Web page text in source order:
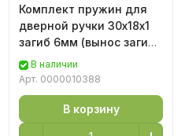
Комплект пружин для
дверной ручки 30х18х1
загиб 6мм (вынос загиба
26мм) - 4 шт.
В наличии
Арт. 0000010388
В корзину